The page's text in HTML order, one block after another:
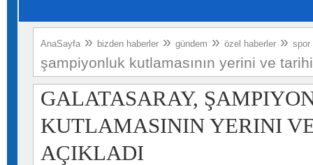
AnaSayfa » bizden haberler » gündem » özel haberler » spor
şampiyonluk kutlamasının yerini ve
GALATASARAY,
KUTLAMASININ YERINI
AÇIKLADI